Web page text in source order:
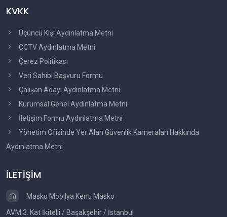
KVKK
Üçüncü Kişi Aydınlatma Metni
CCTV Aydınlatma Metni
Çerez Politikası
Veri Sahibi Başvuru Formu
Çalışan Adayı Aydınlatma Metni
Kurumsal Genel Aydınlatma Metni
İletişim Formu Aydınlatma Metni
Yönetim Ofisinde Yer Alan Güvenlik Kameraları Hakkında
Aydınlatma Metni
İLETİŞİM
Masko Mobilya Kenti Masko
AVM 3. Kat İkitelli / Başakşehir / İstanbul